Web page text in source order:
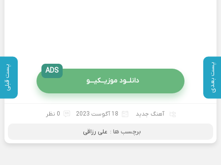
پست بعدی پست قبلی دانلــود موزیــکیـــو
ADS
آهنگ جدید 18 آگوست 2023 0 نظر
برچسب ها : علی رزاقی